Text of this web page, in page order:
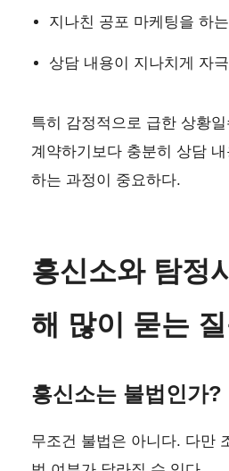
지나친 공포 마케팅을 하
상담 내용이 지나치게 자
특히 감정적으로 급한 상황
계약하기보다 충분히 상담
하는 과정이 중요하다.
흥신소와 탐정
해 많이 묻는
흥신소는 불법인가?
무조건 불법은 아니다. 다만